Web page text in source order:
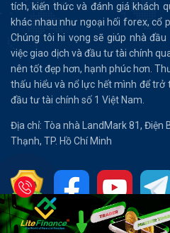
tích, kiến thức và đánh giá khách
khác nhau như ngoại hối forex, cổ
Chúng tôi hi vọng sẽ giúp nhà
việc giao dịch và đầu tư tài chính
nên tốt đẹp hơn, hạnh phúc hơn.
thấu hiểu và nổ lực hết mình để
đầu tư tài chính số 1 Việt Nam.
Địa chỉ: Tòa nhà LandMark 81, Điện
Thạnh, TP. Hồ Chí Minh
Tổng hợp bài viết
Tin Tức Forex